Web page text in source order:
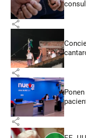
share
share
share